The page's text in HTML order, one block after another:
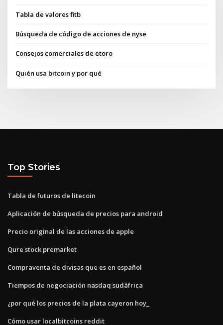
Tabla de valores fitb
Búsqueda de código de acciones de nyse
Consejos comerciales de etoro
Quién usa bitcoin y por qué
Top Stories
Tabla de futuros de litecoin
Aplicación de búsqueda de precios para android
Precio original de las acciones de apple
Qure stock premarket
Compraventa de divisas que es en español
Tiempos de negociación nasdaq sudáfrica
¿por qué los precios de la plata cayeron hoy_
Cómo usar localbitcoins reddit